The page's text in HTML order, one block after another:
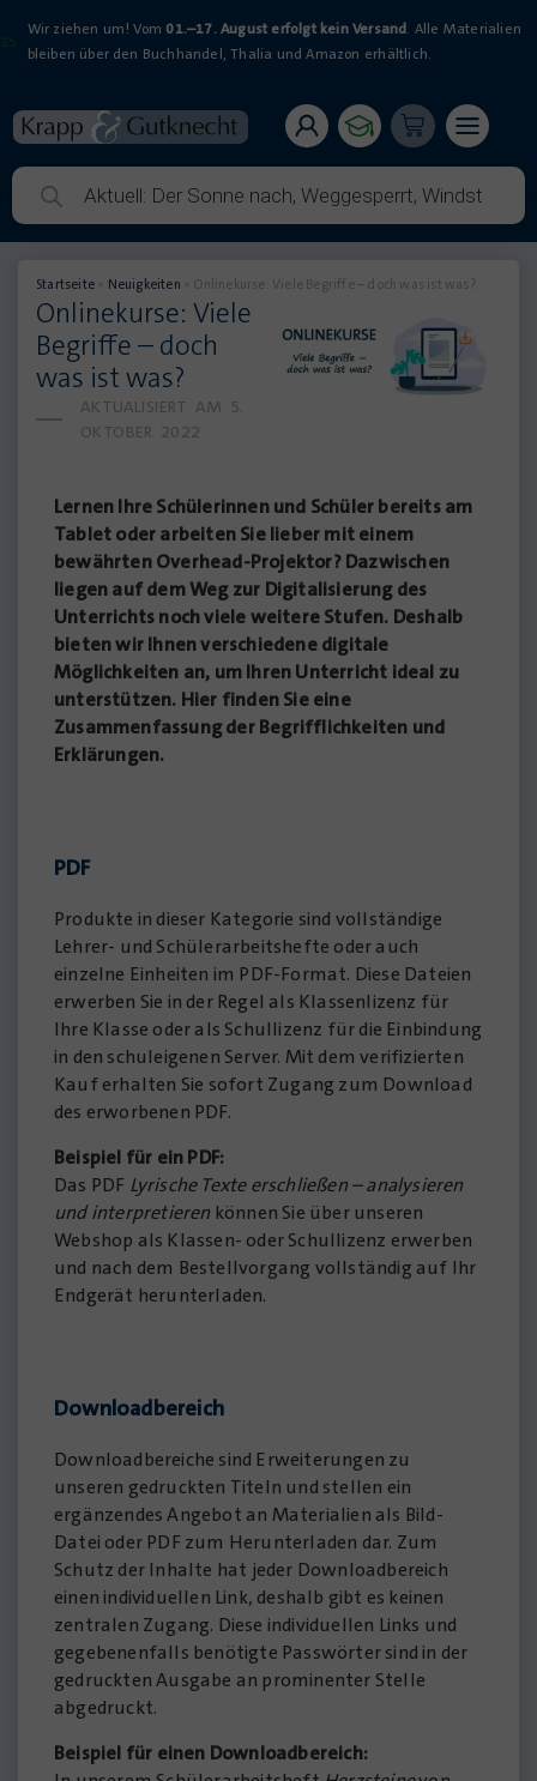
Wir ziehen um! Vom 01.–17. August erfolgt kein Versand. Alle Materialien
bleiben über den Buchhandel, Thalia und Amazon erhältlich.
Startseite » Neuigkeiten » Onlinekurse: Viele Begriffe – doch was ist was?
Onlinekurse: Viele
Begriffe – doch
was ist was?
AKTUALISIERT AM 5.
OKTOBER 2022
Lernen Ihre Schülerinnen und Schüler bereits am
Tablet oder arbeiten Sie lieber mit einem
bewährten Overhead-Projektor? Dazwischen
liegen auf dem Weg zur Digitalisierung des
Unterrichts noch viele weitere Stufen. Deshalb
bieten wir Ihnen verschiedene digitale
Möglichkeiten an, um Ihren Unterricht ideal zu
unterstützen. Hier finden Sie eine
Zusammenfassung der Begrifflichkeiten und
Erklärungen.
PDF
Produkte in dieser Kategorie sind vollständige
Lehrer- und Schülerarbeitshefte oder auch
einzelne Einheiten im PDF-Format. Diese Dateien
erwerben Sie in der Regel als Klassenlizenz für
Ihre Klasse oder als Schullizenz für die Einbindung
in den schuleigenen Server. Mit dem verifizierten
Kauf erhalten Sie sofort Zugang zum Download
des erworbenen PDF.
Beispiel für ein PDF:
Das PDF Lyrische Texte erschließen – analysieren
und interpretieren können Sie über unseren
Webshop als Klassen- oder Schullizenz erwerben
und nach dem Bestellvorgang vollständig auf Ihr
Endgerät herunterladen.
Downloadbereich
Downloadbereiche sind Erweiterungen zu
unseren gedruckten Titeln und stellen ein
ergänzendes Angebot an Materialien als Bild-
Datei oder PDF zum Herunterladen dar. Zum
Schutz der Inhalte hat jeder Downloadbereich
einen individuellen Link, deshalb gibt es keinen
zentralen Zugang. Diese individuellen Links und
gegebenenfalls benötigte Passwörter sind in der
gedruckten Ausgabe an prominenter Stelle
abgedruckt.
Beispiel für einen Downloadbereich: